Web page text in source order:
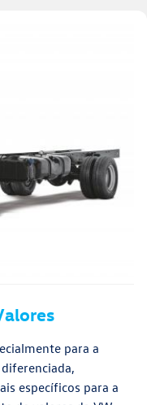
para a
específicos para a